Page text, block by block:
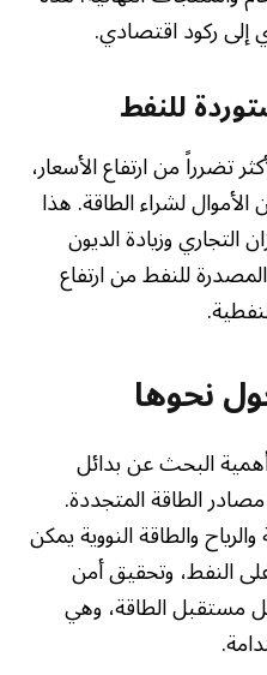
إلى ركود اقتصادي.
للنفط
تضرراً من ارتفاع الأسعار،
لشراء الطاقة. هذا
التجاري وزيادة الديون
للنفط من ارتفاع
نحوها
البحث عن بدائل
الطاقة المتجددة.
والطاقة النووية يمكن
النفط، وتحقيق أمن
مستقبل الطاقة، وهي